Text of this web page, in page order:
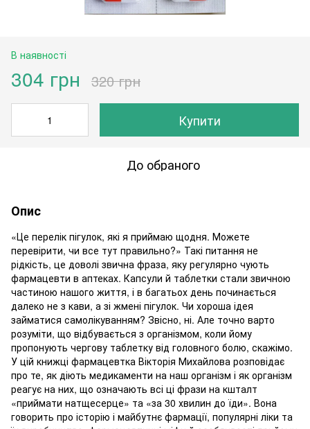
В наявності
304 грн 320 грн
Купити
До обраного
Опис
«Це перелік пігулок, які я приймаю щодня. Можете
перевірити, чи все тут правильно?» Такі питання не
рідкість, це доволі звична фраза, яку регулярно чують
фармацевти в аптеках. Капсули й таблетки стали звичною
частиною нашого життя, і в багатьох день починається
далеко не з кави, а зі жмені пігулок. Чи хороша ідея
займатися самолікуванням? Звісно, ні. Але точно варто
розуміти, що відбувається з організмом, коли йому
пропонують чергову таблетку від головного болю, скажімо.
У цій книжці фармацевтка Вікторія Михайлова розповідає
про те, як діють медикаменти на наш організм і як організм
реагує на них, що означають всі ці фрази на кшталт
«приймати натщесерце» та «за 30 хвилин до їди». Вона
говорить про історію і майбутнє фармації, популярні ліки та